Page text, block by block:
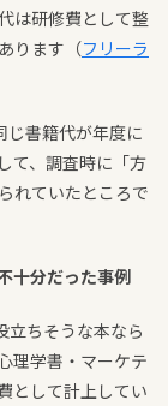
は研修費として整
ります（フリーラ
じ書籍代が年度に
て、調査時に「方
れていたところで
十分だった事例
立ちそうな本なら
理学書・マーケテ
として計上してい